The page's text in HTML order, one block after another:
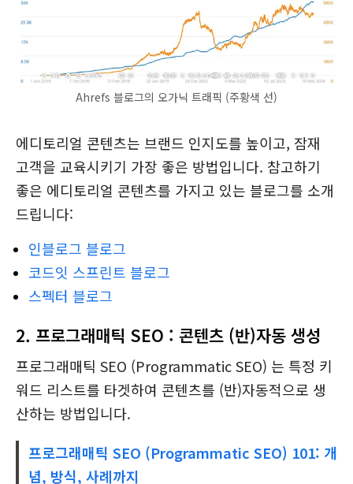
Ahrefs 블로그의 오가닉 트래픽 (주황색 선)
에디토리얼 콘텐츠는 브랜드 인지도를 높이고, 잠재
고객을 교육시키기 가장 좋은 방법입니다. 참고하기
좋은 에디토리얼 콘텐츠를 가지고 있는 블로그를 소개
드립니다:
인블로그 블로그
코드잇 스프린트 블로그
스펙터 블로그
2. 프로그래매틱 SEO : 콘텐츠 (반)자동 생성
프로그래매틱 SEO (Programmatic SEO) 는 특정 키
워드 리스트를 타겟하여 콘텐츠를 (반)자동적으로 생
산하는 방법입니다.
프로그래매틱 SEO (Programmatic SEO) 101: 개
념, 방식, 사례까지